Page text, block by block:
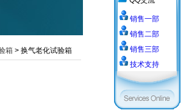
箱 > 换气老化试验箱
销售一部
销售二部
销售三部
技术支持